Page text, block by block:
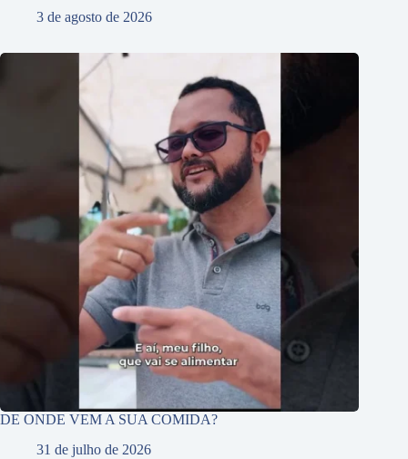
3 de agosto de 2026
DE ONDE VEM A SUA COMIDA?
31 de julho de 2026